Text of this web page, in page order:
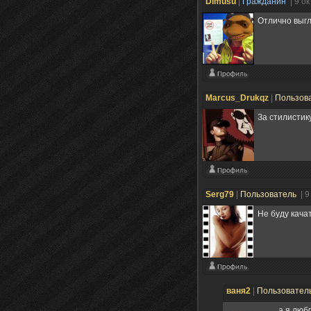
Отлично
Marcus_Drukqz
За
Serg79 Пользователь
|
Не буду
ваня2